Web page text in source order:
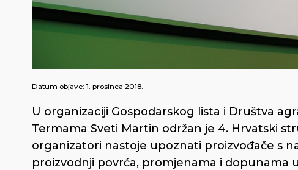
Datum objave: 1. prosinca 2018.
U organizaciji Gospodarskog lista i Društva
Termama Sveti Martin održan je 4. Hrvatski
organizatori nastoje upoznati proizvođače s
proizvodnji povrća, promjenama i dopunama